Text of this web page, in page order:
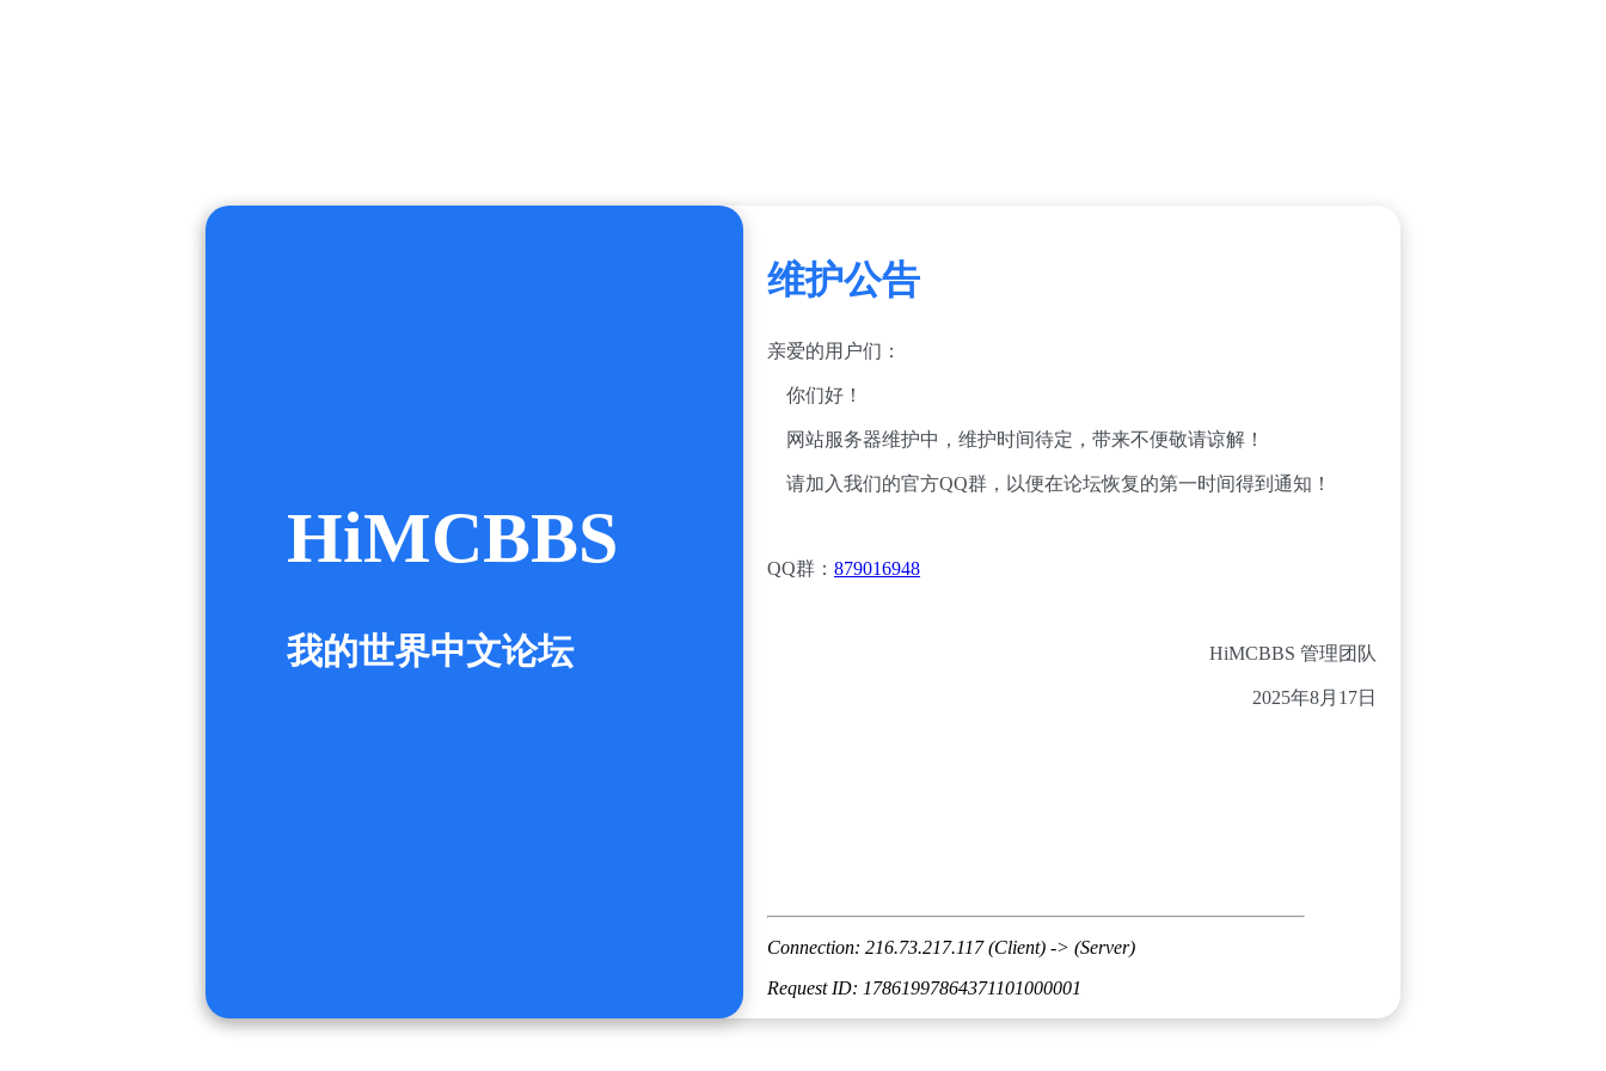
HiMCBBS
我的世界中文论坛
维护公告
亲爱的用户们：
你们好！
网站服务器维护中，维护时间待定，带来不便敬请谅解！
请加入我们的官方QQ群，以便在论坛恢复的第一时间得到通知！
QQ群： 879016948
HiMCBBS 管理团队
2025年8月17日
Connection: 216.73.217.117 (Client) -> (Server)
Request ID: 17861997864371101000001